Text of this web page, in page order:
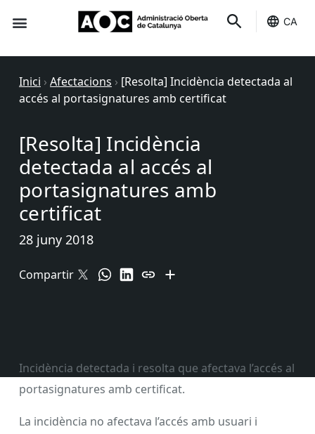
CA
Inici › Afectacions › [Resolta] Incidència detectada al
accés al portasignatures amb certificat
[Resolta] Incidència
detectada al accés al
portasignatures amb
certificat
28 juny 2018
Compartir
Incidència detectada i resolta que afectava l’accés al
portasignatures amb certificat.
La incidència no afectava l’accés amb usuari i